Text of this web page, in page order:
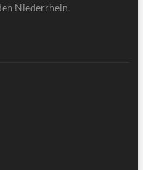
Niederrhein.